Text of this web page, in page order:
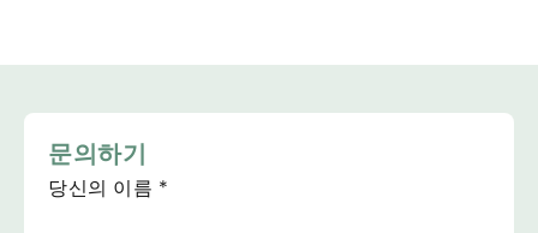
문의하기
당신의 이름 *